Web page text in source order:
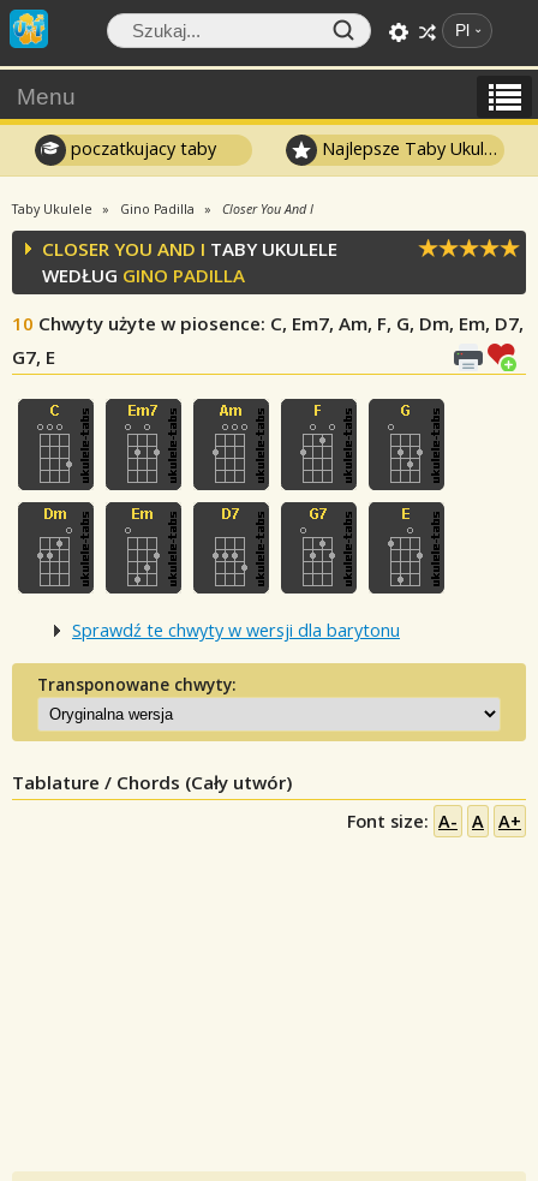
Pl
Menu
poczatkujacy taby Najlepsze Taby Ukulele
Taby Ukulele Gino Padilla Closer You And I
CLOSER YOU AND I TABY UKULELE
WEDŁUG GINO PADILLA
10 Chwyty użyte w piosence: C, Em7, Am, F, G, Dm, Em, D7,
G7, E
Sprawdź te chwyty w wersji dla barytonu
Transponowane chwyty:
Tablature / Chords (Cały utwór)
Font size: A- A A+